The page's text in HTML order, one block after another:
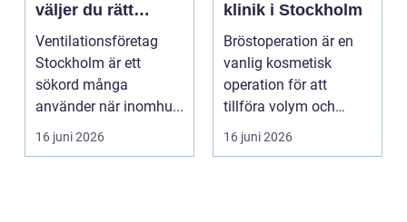
väljer du rätt
partner för frisk
luft inomhus
Ventilationsföretag
Stockholm är ett
sökord många
använder när inomhu...
16 juni 2026
klinik i Stockholm
Bröstoperation är en
vanlig kosmetisk
operation för att
tillföra volym och
skapa...
16 juni 2026